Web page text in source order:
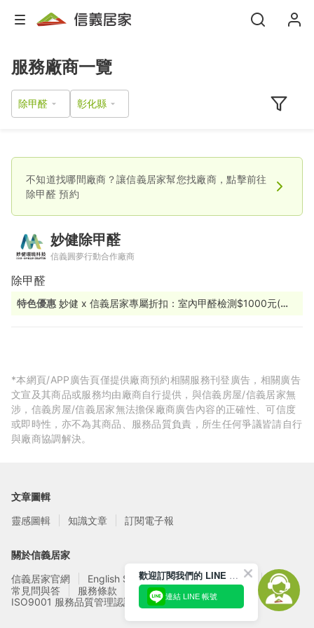
服務廠商一覽
除甲醛
不知道找哪間廠商？讓信義居家幫您找廠商，點擊前往
除甲醛預約
妙健除甲醛
信義圓夢行動合作廠商
除甲醛
特色優惠 妙健 x 信義居家專屬折扣：室內甲醛檢測$1000元(原
*本網頁/APP廣告頁僅提供廠商預約相關服務刊登廣告，相關廣告
文宣及其商品或服務均由廠商自行提供，與信義房屋/信義居家無
涉，信義房屋/信義居家無法擔保廠商廣告內容的正確性、可信度
或即時性，亦不為其商品、服務品質負責，所生任何爭議皆請自行
與廠商協調解決。
文章圖輯
靈感圖輯
知識文章 訂閱電子報
關於信義居家
信義居家官網
English Service
信義居家廠商募集
常見問與答
服務條款
隱私權政策
ISO9001 服務品質管理認證
歡迎訂閱我們的 LINE 官方帳號
連結 LINE 帳號